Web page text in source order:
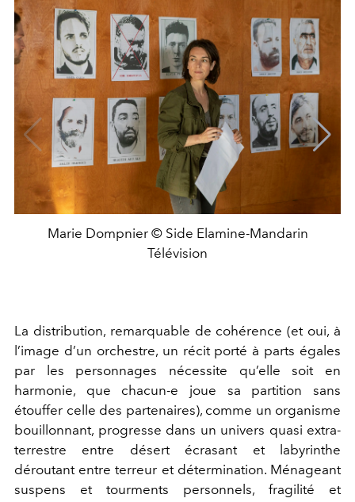
Marie Dompnier © Side Elamine-Mandarin
Télévision
La distribution, remarquable de cohérence (et oui, à
l’image d’un orchestre, un récit porté à parts égales
par les personnages nécessite qu’elle soit en
harmonie, que chacun-e joue sa partition sans
étouffer celle des partenaires), comme un organisme
bouillonnant, progresse dans un univers quasi extra-
terrestre entre désert écrasant et labyrinthe
déroutant entre terreur et détermination.Ménageant
suspens
et tourments personnels, fragilité et